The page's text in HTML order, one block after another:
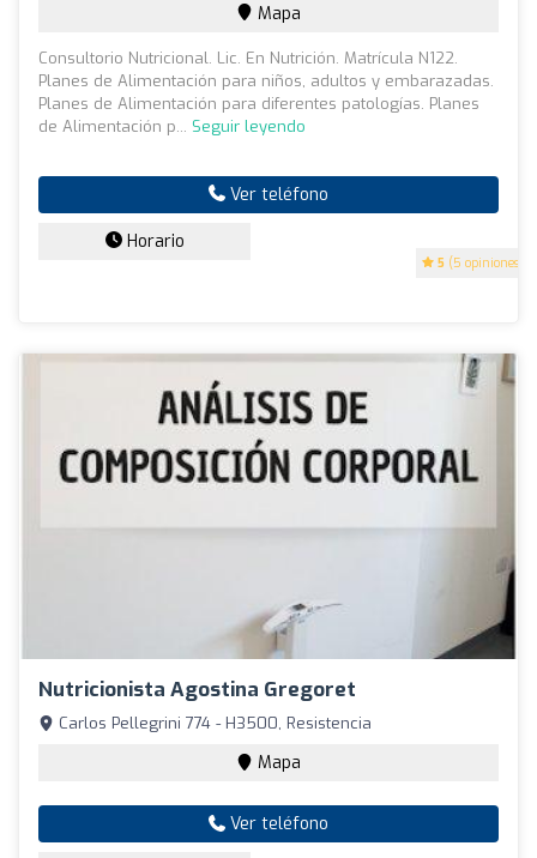
5 (5 opiniones)
Mapa
Consultorio Nutricional. Lic. En Nutrición. Matrícula N122.
Planes de Alimentación para niños, adultos y embarazadas.
Planes de Alimentación para diferentes patologías. Planes
de Alimentación p... Seguir leyendo
Ver teléfono
Horario
Nutricionista Agostina Gregoret
Carlos Pellegrini 774 - H3500, Resistencia
Mapa
Ver teléfono